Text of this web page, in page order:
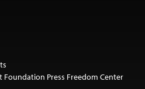
Foundation Press Freedom Center